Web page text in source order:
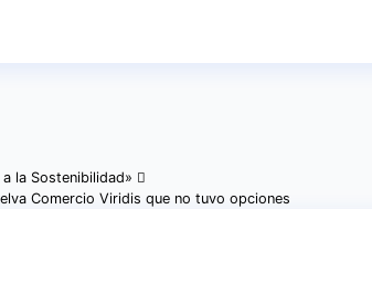
la Sostenibilidad»
Comercio Viridis que no tuvo opciones